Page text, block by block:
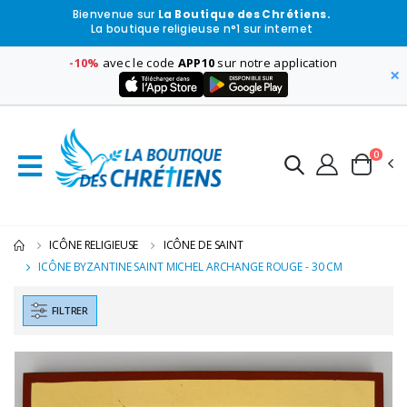
Bienvenue sur La Boutique des Chrétiens.
La boutique religieuse n°1 sur internet
-10% avec le code APP10 sur notre application
×
0
ICÔNE RELIGIEUSE
ICÔNE DE SAINT
ICÔNE BYZANTINE SAINT MICHEL ARCHANGE ROUGE - 30 CM
FILTRER